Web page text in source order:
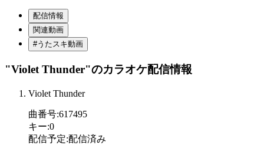
配信情報
関連動画
#うたスキ動画
"Violet Thunder"のカラオケ配信情報
Violet Thunder
曲番号:617495
キー:0
配信予定:配信済み